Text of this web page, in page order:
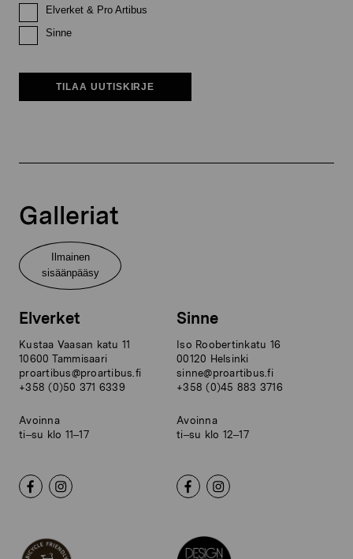
Elverket & Pro Artibus
Sinne
TILAA UUTISKIRJE
Galleriat
Ilmainen
sisäänpääsy
Elverket
Kustaa Vaasan katu 11
10600 Tammisaari
proartibus@proartibus.fi
+358 (0)50 371 6339
Avoinna
ti–su klo 11–17
Sinne
Iso Roobertinkatu 16
00120 Helsinki
sinne@proartibus.fi
+358 (0)45 883 3716
Avoinna
ti–su klo 12–17